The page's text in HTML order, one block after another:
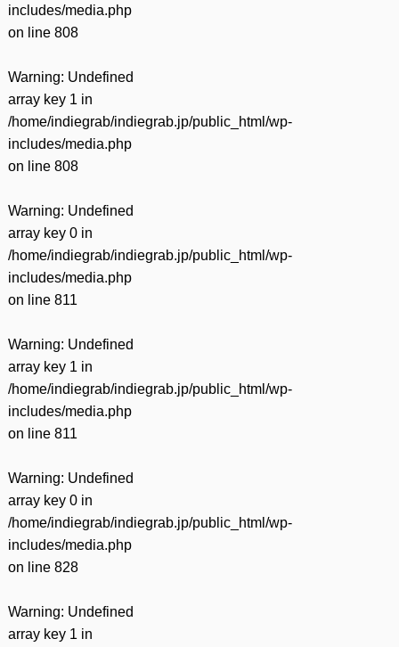
includes/media.php
on line 808
Warning: Undefined
array key 1 in
/home/indiegrab/indiegrab.jp/public_html/wp-
includes/media.php
on line 808
Warning: Undefined
array key 0 in
/home/indiegrab/indiegrab.jp/public_html/wp-
includes/media.php
on line 811
Warning: Undefined
array key 1 in
/home/indiegrab/indiegrab.jp/public_html/wp-
includes/media.php
on line 811
Warning: Undefined
array key 0 in
/home/indiegrab/indiegrab.jp/public_html/wp-
includes/media.php
on line 828
Warning: Undefined
array key 1 in